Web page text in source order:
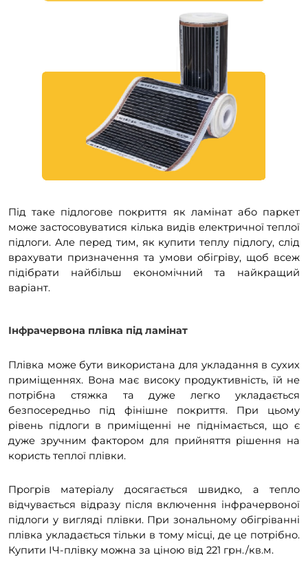
Під таке підлогове покриття як ламінат або паркет
може застосовуватися кілька видів електричної теплої
підлоги. Але перед тим, як купити теплу підлогу, слід
врахувати призначення та умови обігріву, щоб всеж
підібрати найбільш економічний та найкращий
варіант.
Інфрачервона плівка під ламінат
Плівка може бути використана для укладання в сухих
приміщеннях. Вона має високу продуктивність, їй не
потрібна стяжка та дуже легко укладається
безпосередньо під фінішне покриття. При цьому
рівень підлоги в приміщенні не піднімається, що є
дуже зручним фактором для прийняття рішення на
користь теплої плівки.
Прогрів матеріалу досягається швидко, а тепло
відчувається відразу після включення інфрачервоної
підлоги у вигляді плівки. При зональному обігріванні
плівка укладається тільки в тому місці, де це потрібно.
Купити ІЧ-плівку можна за ціною від 221 грн./кв.м.